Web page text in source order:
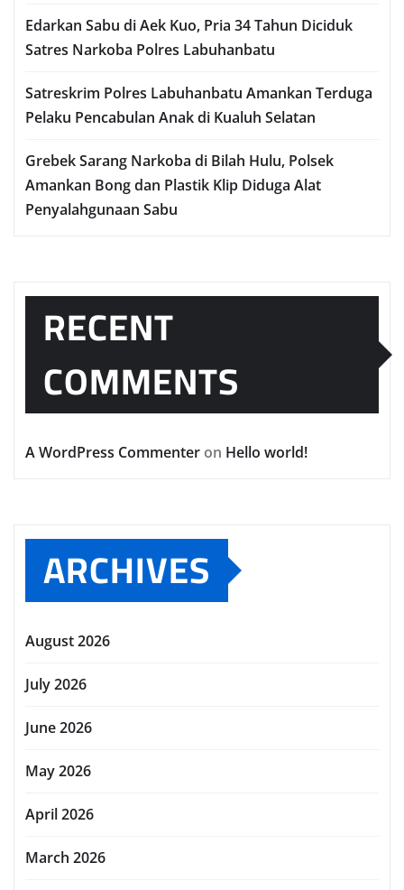
Edarkan Sabu di Aek Kuo, Pria 34 Tahun Diciduk
Satres Narkoba Polres Labuhanbatu
Satreskrim Polres Labuhanbatu Amankan Terduga
Pelaku Pencabulan Anak di Kualuh Selatan
Grebek Sarang Narkoba di Bilah Hulu, Polsek
Amankan Bong dan Plastik Klip Diduga Alat
Penyalahgunaan Sabu
RECENT
COMMENTS
A WordPress Commenter on Hello world!
ARCHIVES
August 2026
July 2026
June 2026
May 2026
April 2026
March 2026